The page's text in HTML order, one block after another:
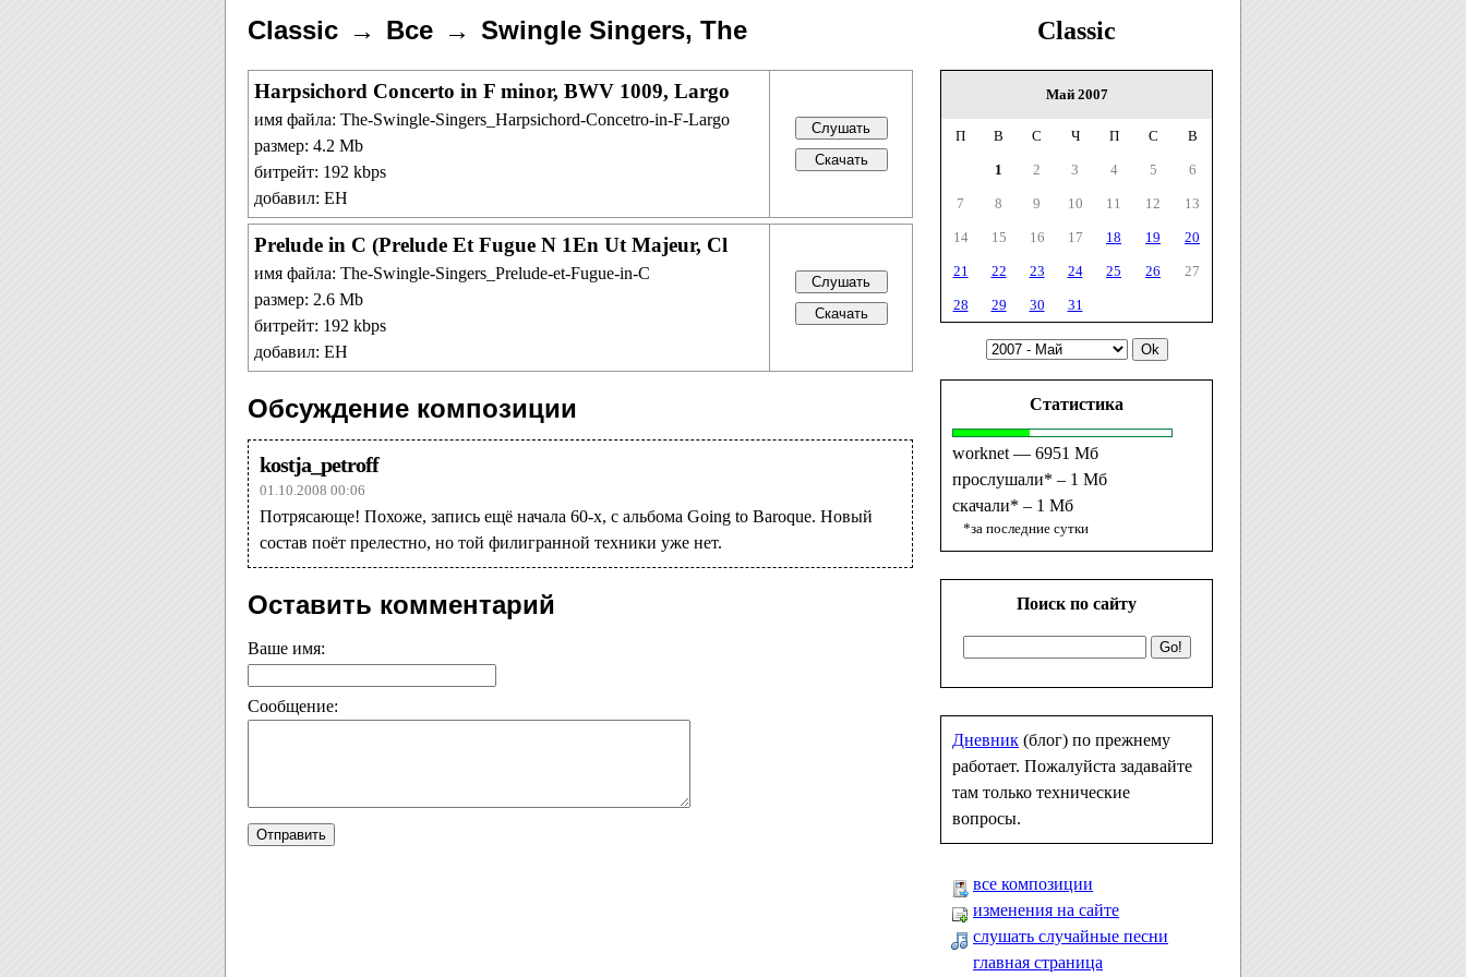
Classic
Май 2007
П В С Ч П С В
1 2 3 4 5 6
7 8 9 10 11 12 13
14 15 16 17 18 19 20
21 22 23 24 25 26 27
28 29 30 31
Статистика
worknet — 6951 Мб
прослушали* – 1 Мб
скачали* – 1 Мб
*за последние сутки
Поиск по сайту
Дневник (блог) по прежнему
работает. Пожалуйста задавайте
там только технические
вопросы.
все композиции
изменения на сайте
слушать случайные песни
главная страница
Classic Все Swingle Singers, The
Harpsichord Concerto in F minor, BWV 1009, Largo
имя файла: The-Swingle-Singers_Harpsichord-Concetro-in-F-Largo
размер: 4.2 Mb
битрейт: 192 kbps
добавил: ЕН
Prelude in C (Prelude Et Fugue N 1En Ut Majeur, Cl
имя файла: The-Swingle-Singers_Prelude-et-Fugue-in-C
размер: 2.6 Mb
битрейт: 192 kbps
добавил: ЕН
Обсуждение композиции
kostja_petroff
01.10.2008 00:06
Потрясающе! Похоже, запись ещё начала 60-х, с альбома Going to Baroque. Новый
состав поёт прелестно, но той филигранной техники уже нет.
Оставить комментарий
Ваше имя:
Сообщение: